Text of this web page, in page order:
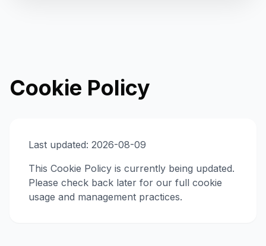
Cookie Policy
Last updated: 2026-08-09
This Cookie Policy is currently being updated.
Please check back later for our full cookie
usage and management practices.